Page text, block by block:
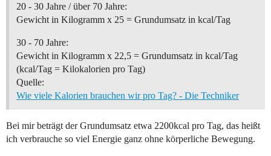
20 - 30 Jahre / über 70 Jahre:
Gewicht in Kilogramm x 25 = Grundumsatz in kcal/Tag
30 - 70 Jahre:
Gewicht in Kilogramm x 22,5 = Grundumsatz in kcal/Tag
(kcal/Tag = Kilokalorien pro Tag)
Quelle:
Wie viele Kalorien brauchen wir pro Tag? - Die Techniker
Bei mir beträgt der Grundumsatz etwa 2200kcal pro Tag, das heißt
ich verbrauche so viel Energie ganz ohne körperliche Bewegung.